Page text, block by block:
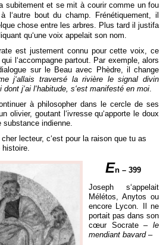
subitement et se mitàcourir comme un fou
àl‘autre bout du champ. Frénétiquement, il
chose entre les arbres. Plus tard il justifa
qu‘une voix appelait son nom.
est justement connu pour cette voix, ce
l‘accompagne partout. Par exemple, alors
sur le Beau avec Phèdre, il change
j‘allais traversé la rivière le signal divin
dont j‘ai l‘habitude, s‘est manifesté en moi.
àphilosopher dans le cercle de ses
olivier, goutant l‘ivresse qu‘apporte le doux
substance indienne.
lecteur, c‘est pour la raison que tu as
histoire.
En – 399
Joseph s‘appelait
Mélétos, Anytos ou
encore Lycon. Il ne
portait pas dans son
cœur Socrate – le
mendiant bavard–